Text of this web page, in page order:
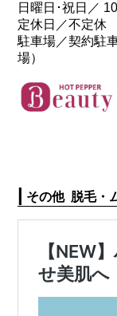
日曜日･祝日／
定休日／不定休
駐車場／契約駐
場）
| その他 脱毛・